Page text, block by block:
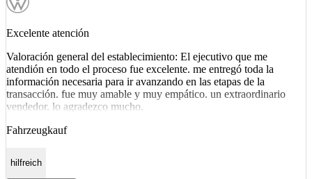
Excelente atención
Valoración general del establecimiento: El ejecutivo que me
atendión en todo el proceso fue excelente. me entregó toda la
información necesaria para ir avanzando en las etapas de la
transacción. fue muy amable y muy empático. un extraordinario
vendedor. lo agradezco mucho.
Fahrzeugkauf
hilfreich